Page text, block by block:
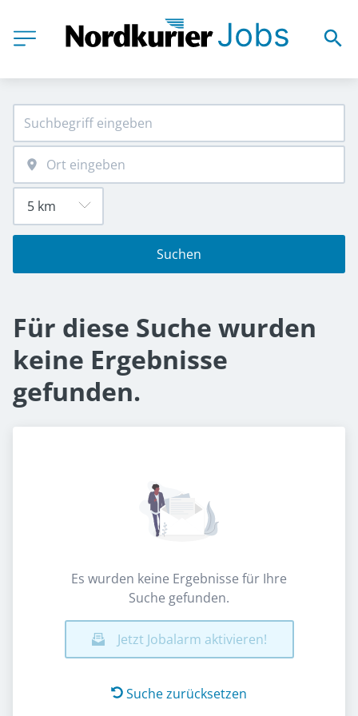
Suchen
Für diese Suche wurden
keine Ergebnisse
gefunden.
Es wurden keine Ergebnisse für Ihre
Suche gefunden.
Jetzt Jobalarm aktivieren!
Suche zurücksetzen